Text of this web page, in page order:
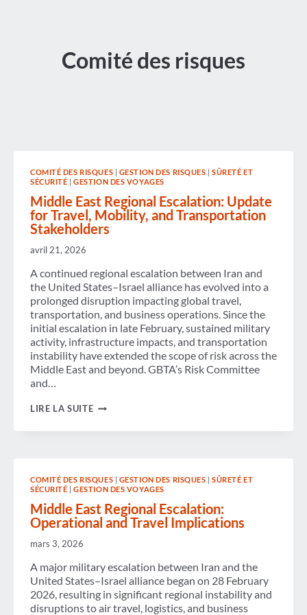
Comité des risques
COMITÉ DES RISQUES GESTION DES RISQUES |SÛRETÉ ET
SÉCURITÉ |GESTION DES VOYAGES
Middle East Regional Escalation: Update
for Travel, Mobility, and Transportation
Stakeholders
avril 21, 2026
A continued regional escalation between Iran and
the United States–Israel alliance has evolved into a
prolonged disruption impacting global travel,
transportation, and business operations. Since the
initial escalation in late February, sustained military
activity, infrastructure impacts, and transportation
instability have extended the scope of risk across the
Middle East and beyond. GBTA’s Risk Committee
and…
LIRE LA SUITEMIDDLE
MOBILITY,
AND
TRANSPORTATION
STAKEHOLDERS
COMITÉ DES RISQUES GESTION DES RISQUES |SÛRETÉ ET
SÉCURITÉ |GESTION DES VOYAGES
Middle East Regional Escalation:
Operational and Travel Implications
mars 3, 2026
A major military escalation between Iran and the
United States–Israel alliance began on 28 February
2026, resulting in significant regional instability and
disruptions to air travel, logistics, and business